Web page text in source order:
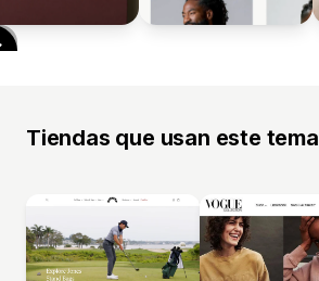
Tiendas que usan este tema